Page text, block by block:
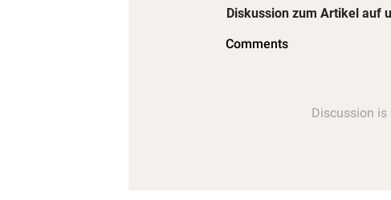
Diskussion zum Artikel auf